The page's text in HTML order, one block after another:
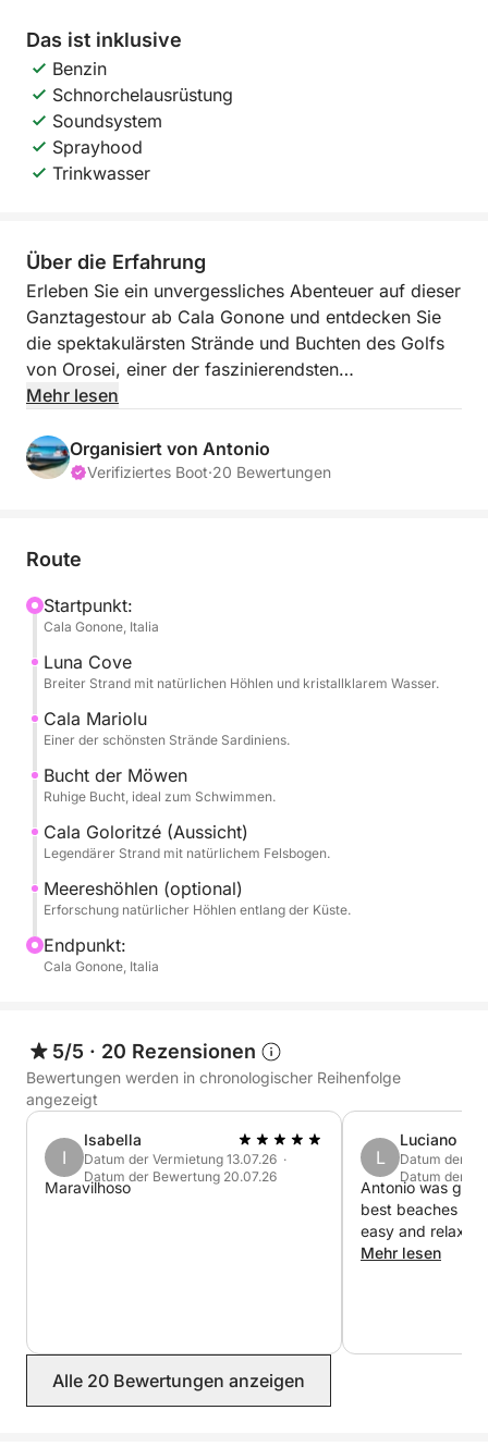
Das ist inklusive
Benzin
Schnorchelausrüstung
Soundsystem
Sprayhood
Trinkwasser
Über die Erfahrung
Erleben Sie ein unvergessliches Abenteuer auf dieser
Ganztagestour ab Cala Gonone und entdecken Sie
die spektakulärsten Strände und Buchten des Golfs
von Orosei, einer der faszinierendsten
Küstenabschnitte Sardiniens.
Sie segeln entlang einer wilden und unberührten
Küste mit hohen Klippen, Meereshöhlen und
Mariolu, Cala dei Gabbiani und Cala Goloritzé –
aus erreichbar sind.
Die Tour bietet eine abwechslungsreiche Mischung
aus malerischer Segelfahrt und Badestopps im
türkisfarbenen Wasser, ideal zum Schwimmen und
Schnorcheln. Das kristallklare Meer und der klare
einzigartigen Erlebnis.
Tagsüber haben Sie ausreichend Zeit zum
Entspannen, Sonnenbaden und Genießen der
Landschaft inmitten einer außergewöhnlichen
Naturkulisse.
Perfekt für Paare, Familien oder Freundesgruppen –
Buchen Sie jetzt auf Click&Boat und erleben Sie Cala
Gonone vom Meer aus.
Mehr lesen
Organisiert von Antonio
Verifiziertes Boot·20 Bewertungen
Route
Startpunkt:
Cala Gonone, Italia
Luna Cove
Breiter Strand mit natürlichen Höhlen und kristallklarem Wasser.
Cala Mariolu
Einer der schönsten Strände Sardiniens.
Bucht der Möwen
Ruhige Bucht, ideal zum Schwimmen.
Cala Goloritzé (Aussicht)
Legendärer Strand mit natürlichem Felsbogen.
Meereshöhlen (optional)
Erforschung natürlicher Höhlen entlang der Küste.
Endpunkt:
Cala Gonone, Italia
5/5 · 20 Rezensionen
Bewertungen werden in chronologischer Reihenfolge
angezeigt
I
Isabella
Datum der Vermietung 13.07.26 ·
Datum der Bewertung 20.07.26
Maravilhoso
L
Luciano
Datum der
Datum der
Antonio was
best beaches
easy and relax.
Mehr lesen
Alle 20 Bewertungen anzeigen